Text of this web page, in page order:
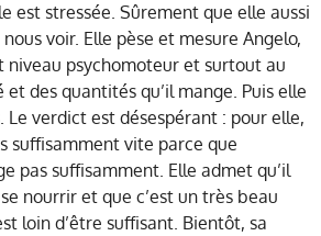
est stressée. Sûrement que elle aussi
voir. Elle pèse et mesure Angelo,
niveau psychomoteur et surtout au
des quantités qu’il mange. Puis elle
Le verdict est désespérant : pour elle,
suffisamment vite parce que
pas suffisamment. Elle admet qu’il
nourrir et que c’est un très beau
loin d’être suffisant. Bientôt, sa